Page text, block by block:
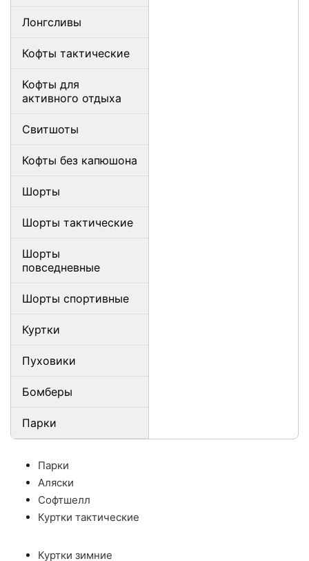
Лонгсливы
Кофты тактические
Кофты для
активного отдыха
Свитшоты
Кофты без капюшона
Шорты
Шорты тактические
Шорты
повседневные
Шорты спортивные
Куртки
Пуховики
Бомберы
Парки
Парки
Аляски
Софтшелл
Куртки тактические
Куртки зимние